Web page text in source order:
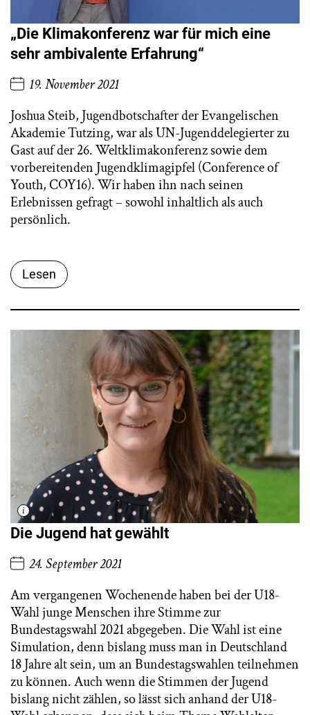
„Die Klimakonferenz war für mich eine
sehr ambivalente Erfahrung“
19. November 2021
Joshua Steib, Jugendbotschafter der Evangelischen
Akademie Tutzing, war als UN-Jugenddelegierter zu
Gast auf der 26. Weltklimakonferenz sowie dem
vorbereitenden Jugendklimagipfel (Conference of
Youth, COY16). Wir haben ihn nach seinen
Erlebnissen gefragt – sowohl inhaltlich als auch
persönlich.
Lesen
Die Jugend hat gewählt
24. September 2021
Am vergangenen Wochenende haben bei der U18-
Wahl junge Menschen ihre Stimme zur
Bundestagswahl 2021 abgegeben. Die Wahl ist eine
Simulation, denn bislang muss man in Deutschland
18 Jahre alt sein, um an Bundestagswahlen teilnehmen
zu können. Auch wenn die Stimmen der Jugend
bislang nicht zählen, so lässt sich anhand der U18-